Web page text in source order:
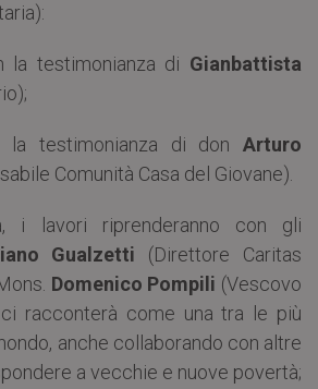
la testimonianza di Gianbattista
la testimonianza di don Arturo
Comunità Casa del Giovane).
i lavori riprenderanno con gli
Gualzetti (Direttore Caritas
Domenico Pompili (Vescovo
racconterà come una tra le più
anche collaborando con altre
a vecchie e nuove povertà;